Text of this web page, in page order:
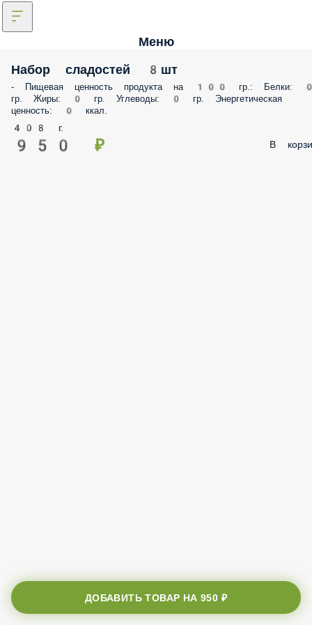
Меню
Набор сладостей 8шт
- Пищевая ценность продукта на 100 гр.: Белки: 0 гр. Жиры: 0 гр.
Углеводы: 0 гр. Энергетическая ценность: 0 ккал.
408 г.
950 ₽
ДОБАВИТЬ ТОВАР НА950 ₽